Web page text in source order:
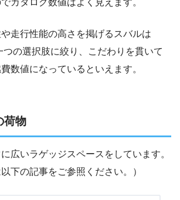
カタログ数値はよく見えます。
走行性能の高さを掲げるスバルは
の選択肢に絞り、こだわりを貫いて
数値になっているといえます。
荷物
広いラゲッジスペースをしています。
下の記事をご参照ください。）